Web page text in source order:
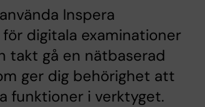
Inspera
digitala examinationer
takt gå en nätbaserad
ger dig behörighet att
funktioner i verktyget.